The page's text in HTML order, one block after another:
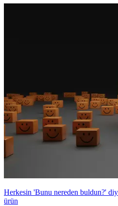
Herkesin 'Bunu nereden buldun?'
ürün